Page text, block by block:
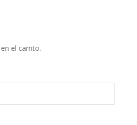
el carrito.